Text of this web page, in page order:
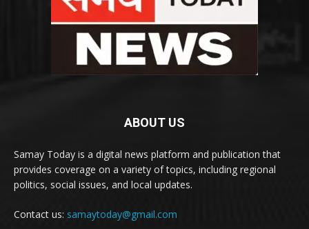
ABOUT US
Samay Today is a digital news platform and publication that
provides coverage on a variety of topics, including regional
politics, social issues, and local updates.
Contact us: samaytoday@gmail.com